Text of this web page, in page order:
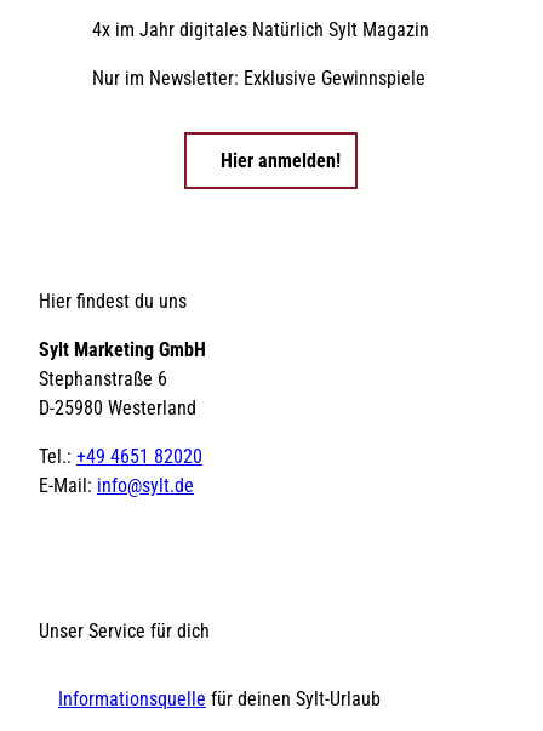
4x im Jahr digitales Natürlich Sylt Magazin
Nur im Newsletter: Exklusive Gewinnspiele
Hier anmelden!
Hier findest du uns
Sylt Marketing GmbH
Stephanstraße 6
D-25980 Westerland
Tel.: +49 4651 82020
E-Mail: info@sylt.de
Unser Service für dich
Informationsquelle für deinen Sylt-Urlaub